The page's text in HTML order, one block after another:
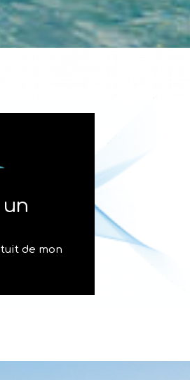
de mon